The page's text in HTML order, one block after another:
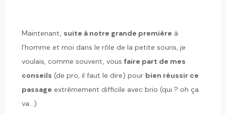
Maintenant, suite à notre grande première à
l’homme et moi dans le rôle de la petite souris, je
voulais, comme souvent, vousfaire part de mes
conseils (de pro, il faut le dire) pour bien réussir ce
passage extrêmement difficile avec brio (qui ? oh ça
va…)